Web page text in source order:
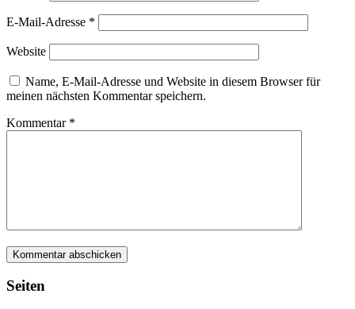
E-Mail-Adresse *
Website
Name, E-Mail-Adresse und Website in diesem Browser für
meinen nächsten Kommentar speichern.
Kommentar *
Seiten